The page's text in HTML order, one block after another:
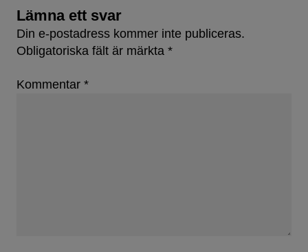
Lämna ett svar
Din e-postadress kommer inte publiceras.
Obligatoriska fält är märkta *
Kommentar *